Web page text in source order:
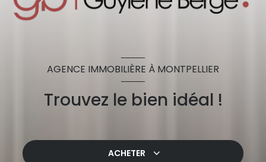
AGENCE IMMOBILIÈRE À MONTPELLIER
Trouvez le bien idéal !
ACHETER